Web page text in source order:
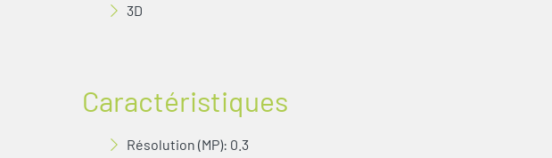
3D
Caractéristiques
Résolution (MP): 0.3